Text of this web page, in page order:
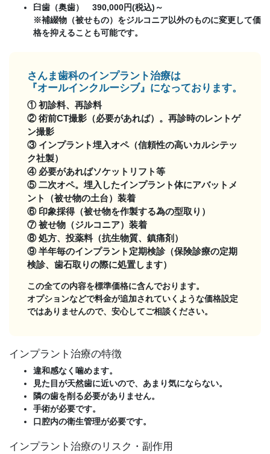
臼歯（奥歯） 390,000円(税込)～
※補綴物（被せもの）をジルコニア以外のものに変更して価
格を抑えることも可能です。
さんま歯科のインプラント治療は
『オールインクルーシブ』になっております。
① 初診料、再診料
② 術前CT撮影（必要があれば）。再診時のレントゲ
ン撮影
③ インプラント埋入オペ（信頼性の高いカルシテッ
ク社製）
④ 必要があればソケットリフト等
⑤ 二次オペ。埋入したインプラント体にアバットメ
ント（被せ物の土台）装着
⑥ 印象採得（被せ物を作製する為の型取り）
⑦ 被せ物（ジルコニア）装着
⑧ 処方、投薬料（抗生物質、鎮痛剤）
⑨ 半年毎のインプラント定期検診（保険診療の定期
検診、歯石取りの際に処置します）
この全ての内容を標準価格に含んでおります。
オプションなどで料金が追加されていくような価格設定
ではありませんので、安心してご相談ください。
インプラント治療の特徴
違和感なく噛めます。
見た目が天然歯に近いので、あまり気にならない。
隣の歯を削る必要がありません。
手術が必要です。
口腔内の衛生管理が必要です。
インプラント治療のリスク・副作用